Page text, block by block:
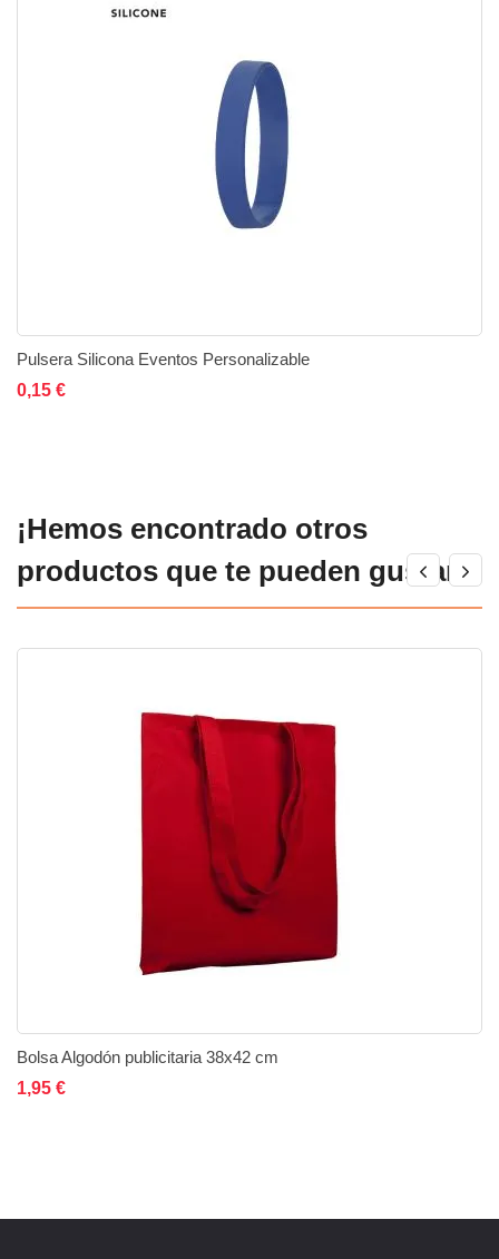
Pulsera Silicona Eventos Personalizable
0,15 €
¡Hemos encontrado otros
productos que te pueden gustar!
Bolsa Algodón publicitaria 38x42 cm
1,95 €